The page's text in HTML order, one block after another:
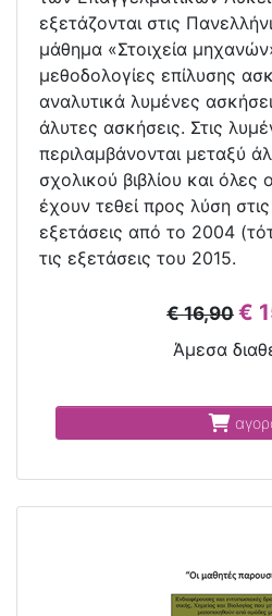
εξετάζονται στις
μάθημα «Στοιχεία
μεθοδολογίες επίλυσης
αναλυτικά λυμένες
άλυτες ασκήσεις. Στις
περιλαμβάνονται μεταξύ
σχολικού βιβλίου και όλες
έχουν τεθεί προς λύση
εξετάσεις από το 2004
τις εξετάσεις του 2015.
€ 16,90 €
Άμεσα